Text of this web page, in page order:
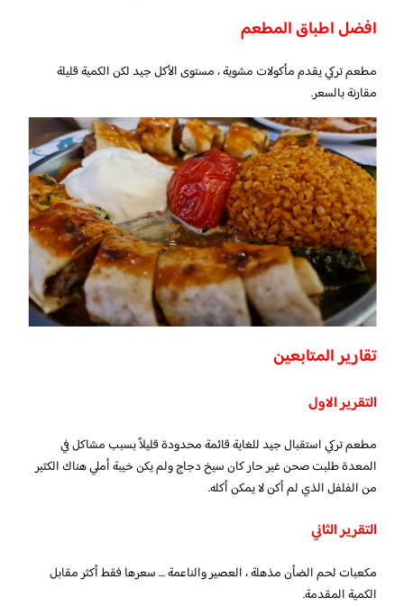
افضل اطباق المطعم
مطعم تركي يقدم مأكولات مشوية ، مستوى الأكل جيد لكن الكمية قليلة
مقارنة بالسعر.
تقارير المتابعين
التقرير الاول
مطعم تركي استقبال جيد للغاية قائمة محدودة قليلاً بسبب مشاكل في
المعدة طلبت صحن غير حار كان سيخ دجاج ولم يكن خيبة أملي هناك الكثير
من الفلفل الذي لم أكن لا يمكن أكله.
التقرير الثاني
مكعبات لحم الضأن مذهلة ، العصير والناعمة … سعرها فقط أكثر مقابل
الكمية المقدمة.